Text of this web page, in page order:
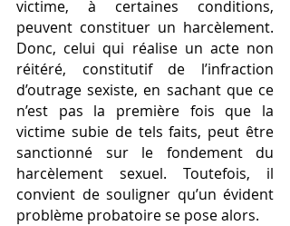
victime, à certaines conditions,
peuvent constituer un harcèlement.
Donc, celui qui réalise un acte non
réitéré, constitutif de l’infraction
d’outrage sexiste, en sachant que ce
n’est pas la première fois que la
victime subie de tels faits, peut être
sanctionné sur le fondement du
harcèlement sexuel. Toutefois, il
convient de souligner qu’un évident
problème probatoire se pose alors.